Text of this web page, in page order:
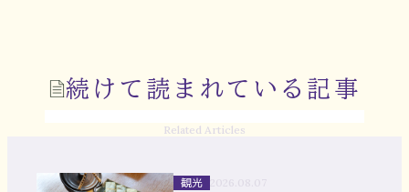
続けて読まれている記事
Related Articles
観光